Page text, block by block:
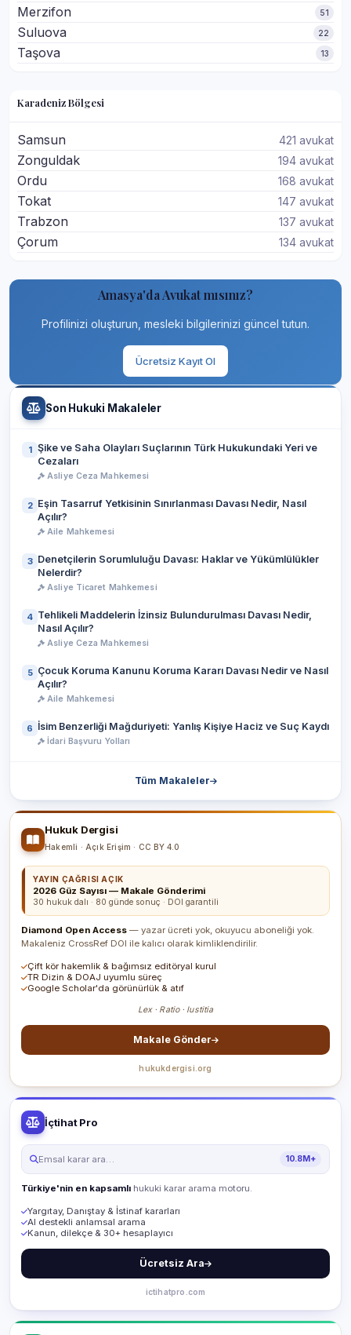
Merzifon 51
Suluova 22
Taşova 13
Karadeniz Bölgesi
Samsun 421 avukat
Zonguldak 194 avukat
Ordu 168 avukat
Tokat 147 avukat
Trabzon 137 avukat
Çorum 134 avukat
Amasya'da Avukat mısınız?
Profilinizi oluşturun, mesleki bilgilerinizi güncel tutun.
Ücretsiz Kayıt Ol
Son Hukuki Makaleler
1 Şike ve Saha Olayları Suçlarının Türk Hukukundaki Yeri ve
Cezaları
Asliye Ceza Mahkemesi
2 Eşin Tasarruf Yetkisinin Sınırlanması Davası Nedir, Nasıl
Açılır?
Aile Mahkemesi
3 Denetçilerin Sorumluluğu Davası: Haklar ve Yükümlülükler
Nelerdir?
Asliye Ticaret Mahkemesi
4 Tehlikeli Maddelerin İzinsiz Bulundurulması Davası Nedir,
Nasıl Açılır?
Asliye Ceza Mahkemesi
5 Çocuk Koruma Kanunu Koruma Kararı Davası Nedir ve Nasıl
Açılır?
Aile Mahkemesi
6 İsim Benzerliği Mağduriyeti: Yanlış Kişiye Haciz ve Suç Kaydı
İdari Başvuru Yolları
Tüm Makaleler
Hukuk Dergisi
Hakemli · Açık Erişim · CC BY 4.0
YAYIN ÇAĞRISI AÇIK
2026 Güz Sayısı — Makale Gönderimi
30 hukuk dalı · 80 günde sonuç · DOI garantili
Diamond Open Access — yazar ücreti yok, okuyucu aboneliği yok.
Makaleniz CrossRef DOI ile kalıcı olarak kimliklendirilir.
Çift kör hakemlik & bağımsız editöryal kurul
TR Dizin & DOAJ uyumlu süreç
Google Scholar'da görünürlük & atıf
Lex · Ratio · Iustitia
Makale Gönder
hukukdergisi.org
İçtihat Pro
Emsal karar ara… 10.8M+
Türkiye'nin en kapsamlı hukuki karar arama motoru.
Yargıtay, Danıştay & İstinaf kararları
AI destekli anlamsal arama
Kanun, dilekçe & 30+ hesaplayıcı
Ücretsiz Ara
ictihatpro.com